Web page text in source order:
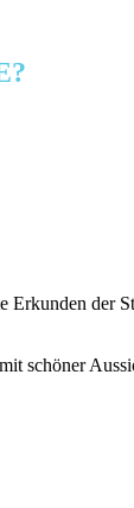
Erkunden der
schöner